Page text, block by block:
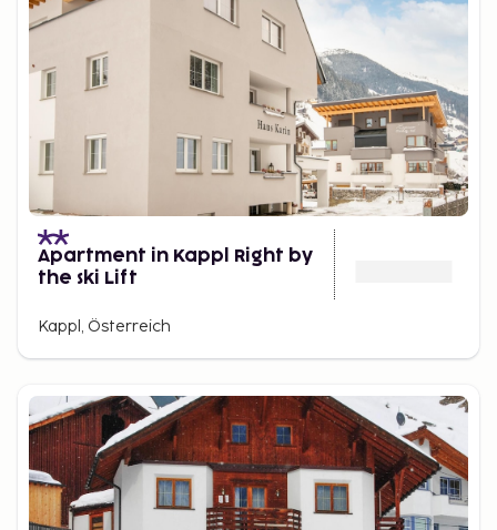
Apartment in Kappl Right by
the ski Lift
Kappl, Österreich